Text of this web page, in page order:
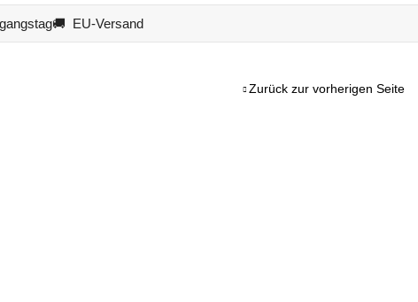
🚚 EU-Versand
Zurück zur vorherigen Seite